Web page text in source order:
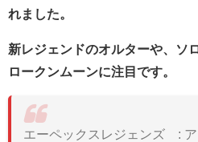
れました。
新レジェンドのオルターや、ソ
ロークンムーンに注目です。
エーペックスレジェンズ™: